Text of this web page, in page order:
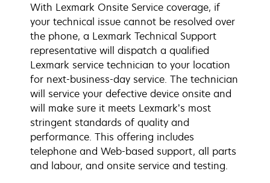
With Lexmark Onsite Service coverage, if
your technical issue cannot be resolved over
the phone, a Lexmark Technical Support
representative will dispatch a qualified
Lexmark service technician to your location
for next-business-day service. The technician
will service your defective device onsite and
will make sure it meets Lexmark’s most
stringent standards of quality and
performance. This offering includes
telephone and Web-based support, all parts
and labour, and onsite service and testing.